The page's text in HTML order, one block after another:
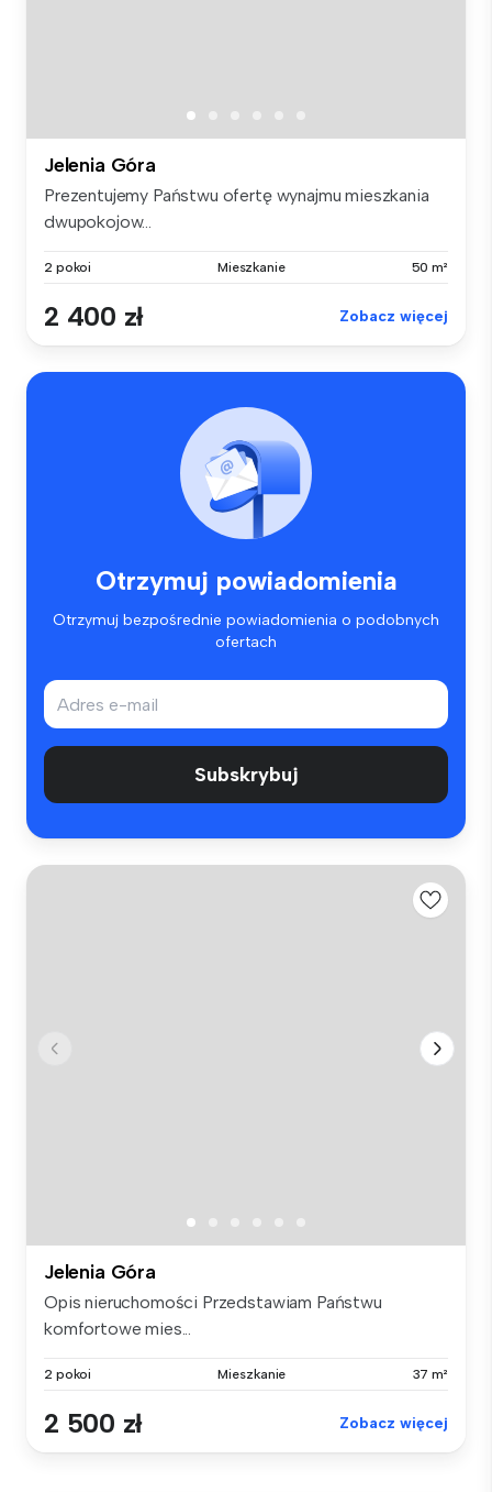
Jelenia Góra
Prezentujemy Państwu ofertę wynajmu mieszkania
dwupokojow...
2 pokoi Mieszkanie 50 m²
2 400 zł Zobacz więcej
Otrzymuj powiadomienia
Otrzymuj bezpośrednie powiadomienia o podobnych
ofertach
Subskrybuj
Jelenia Góra
Opis nieruchomości Przedstawiam Państwu
komfortowe mies...
2 pokoi Mieszkanie 37 m²
2 500 zł Zobacz więcej